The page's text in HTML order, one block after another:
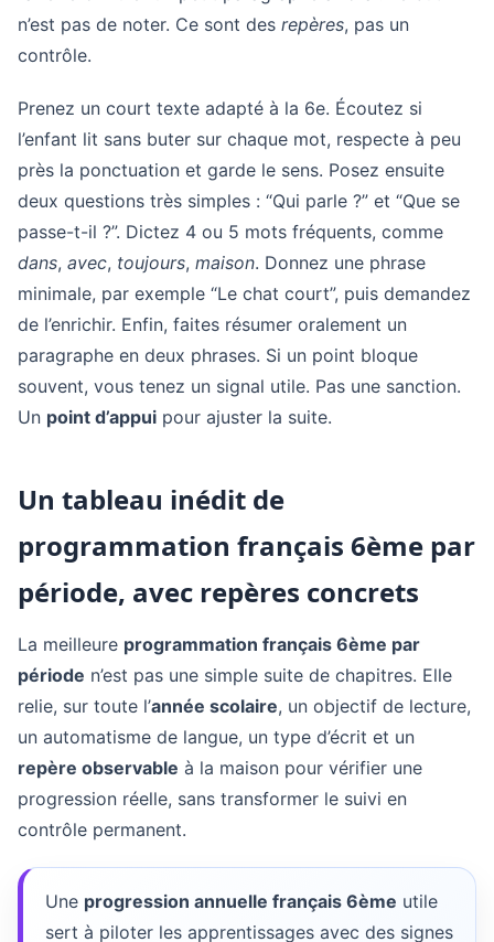
n’est pas de noter. Ce sont des repères, pas un
contrôle.
Prenez un court texte adapté à la 6e. Écoutez si
l’enfant lit sans buter sur chaque mot, respecte à peu
près la ponctuation et garde le sens. Posez ensuite
deux questions très simples : “Qui parle ?” et “Que se
passe-t-il ?”. Dictez 4 ou 5 mots fréquents, comme
dans, avec, toujours, maison. Donnez une phrase
minimale, par exemple “Le chat court”, puis demandez
de l’enrichir. Enfin, faites résumer oralement un
paragraphe en deux phrases. Si un point bloque
souvent, vous tenez un signal utile. Pas une sanction.
Un point d’appui pour ajuster la suite.
Un tableau inédit de
programmation français 6ème par
période, avec repères concrets
La meilleure programmation français 6ème par
période n’est pas une simple suite de chapitres. Elle
relie, sur toute l’année scolaire, un objectif de lecture,
un automatisme de langue, un type d’écrit et un
repère observable à la maison pour vérifier une
progression réelle, sans transformer le suivi en
contrôle permanent.
Une progression annuelle français 6ème utile
sert à piloter les apprentissages avec des signes